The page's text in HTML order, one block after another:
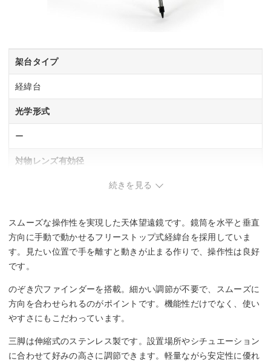
架台タイプ
経緯台
光学形式
ー
対物レンズ有効径
600 mm
640×60 mm
重量
架台：約1.22kg
三脚：約2.3kg
続きを見る
スムーズな操作性を実現した天体望遠鏡です。鏡筒を水平と垂直
方向に手動で動かせるフリーストップ式経緯台を採用していま
す。見たい位置で手を離すと動きが止まる作りで、操作性は良好
です。
のぞき穴ファインダーを搭載。細かい調節が不要で、スムーズに
方向を合わせられるのがポイントです。機能性だけでなく、使い
やすさにもこだわっています。
三脚は伸縮式のステンレス製です。設置場所やシチュエーション
に合わせて好みの高さに調節できます。軽量ながら安定性に優れ